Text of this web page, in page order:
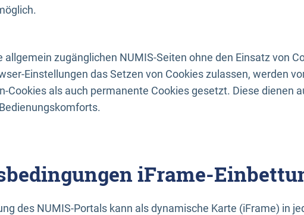
allgemein zugänglichen NUMIS-Seiten ohne den Einsatz von
Einstellungen das Setzen von Cookies zulassen, werden
Cookies als auch permanente Cookies gesetzt. Diese dienen
iFrame-
des NUMIS-Portals kann als dynamische Karte (iFrame) in